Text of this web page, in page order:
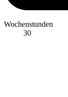
Wochenstunden
30